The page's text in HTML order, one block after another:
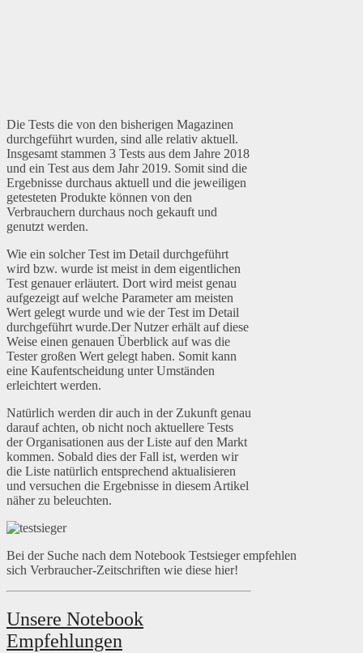
Die Tests die von den bisherigen Magazinen
durchgeführt wurden, sind alle relativ aktuell.
Insgesamt stammen 3 Tests aus dem Jahre 2018
und ein Test aus dem Jahr 2019. Somit sind die
Ergebnisse durchaus aktuell und die jeweiligen
getesteten Produkte können von den
Verbrauchern durchaus noch gekauft und
genutzt werden.
Wie ein solcher Test im Detail durchgeführt
wird bzw. wurde ist meist in dem eigentlichen
Test genauer erläutert. Dort wird meist genau
aufgezeigt auf welche Parameter am meisten
Wert gelegt wurde und wie der Test im Detail
durchgeführt wurde.Der Nutzer erhält auf diese
Weise einen genauen Überblick auf was die
Tester großen Wert gelegt haben. Somit kann
eine Kaufentscheidung unter Umständen
erleichtert werden.
Natürlich werden dir auch in der Zukunft genau
darauf achten, ob nicht noch aktuellere Tests
der Organisationen aus der Liste auf den Markt
kommen. Sobald dies der Fall ist, werden wir
die Liste natürlich entsprechend aktualisieren
und versuchen die Ergebnisse in diesem Artikel
näher zu beleuchten.
Bei der Suche nach dem Notebook Testsieger empfehlen
sich Verbraucher-Zeitschriften wie diese hier!
Unsere Notebook
Empfehlungen